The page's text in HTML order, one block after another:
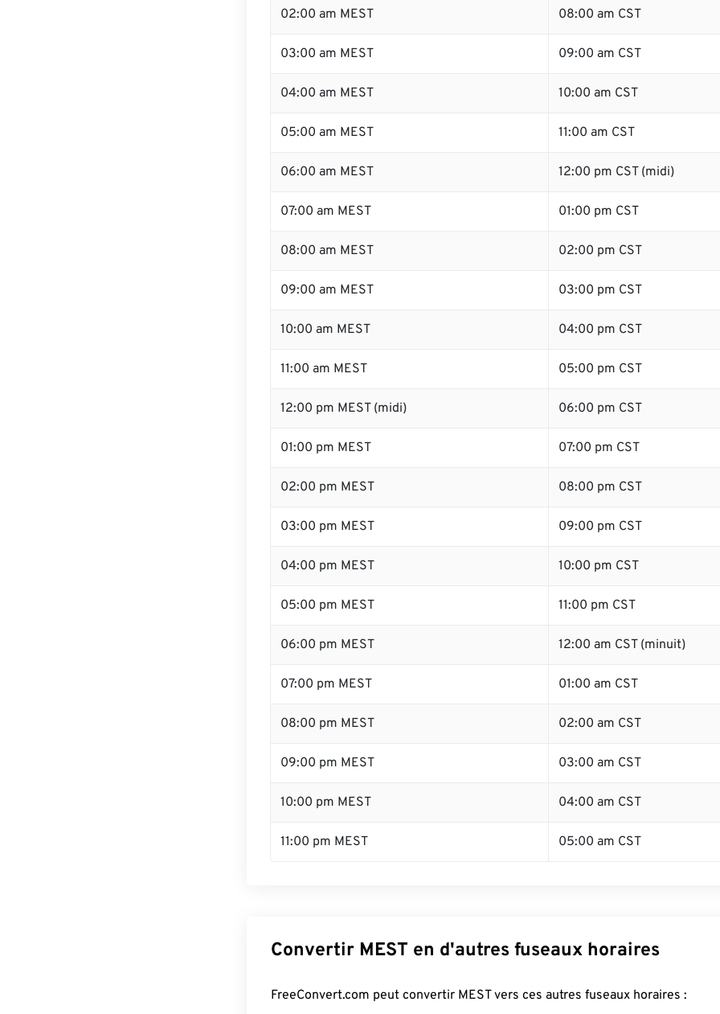
02:00 am MEST 08:00 am CST
03:00 am MEST 09:00 am CST
04:00 am MEST 10:00 am CST
05:00 am MEST 11:00 am CST
06:00 am MEST 12:00 pm CST (midi)
07:00 am MEST 01:00 pm CST
08:00 am MEST 02:00 pm CST
09:00 am MEST 03:00 pm CST
10:00 am MEST 04:00 pm CST
11:00 am MEST 05:00 pm CST
12:00 pm MEST (midi) 06:00 pm CST
01:00 pm MEST 07:00 pm CST
02:00 pm MEST 08:00 pm CST
03:00 pm MEST 09:00 pm CST
04:00 pm MEST 10:00 pm CST
05:00 pm MEST 11:00 pm CST
06:00 pm MEST 12:00 am CST (minuit)
07:00 pm MEST 01:00 am CST
08:00 pm MEST 02:00 am CST
09:00 pm MEST 03:00 am CST
10:00 pm MEST 04:00 am CST
11:00 pm MEST 05:00 am CST
Convertir MEST en d'autres fuseaux horaires
FreeConvert.com peut convertir MEST vers ces autres fuseaux horaires :